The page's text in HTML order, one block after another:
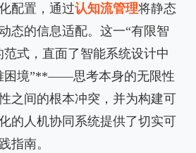
配置，通过认知流管理将静态
态的信息适配。这一“有限智
式，直面了智能系统设计中
困境”**——思考本身的无限性
之间的根本冲突，并为构建可
的人机协同系统提供了切实可
指南。